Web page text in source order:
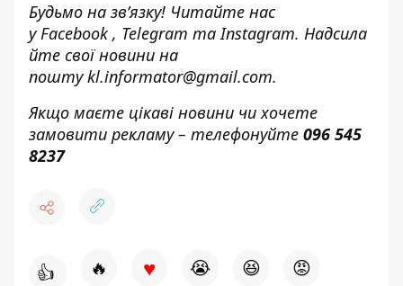
Будьмо на зв’язку! Читайте нас
уFacebook, Telegram таInstagram. Надсила
йте свої новини на
поштуkl.informator@gmail.com.
Якщо маєте цікаві новини чи хочете
замовити рекламу – телефонуйте 096 545
8237
👍 🔥 ♥ 😭 😆 😡